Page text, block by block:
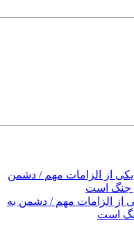
از الزامات مهم / دشمن به
است